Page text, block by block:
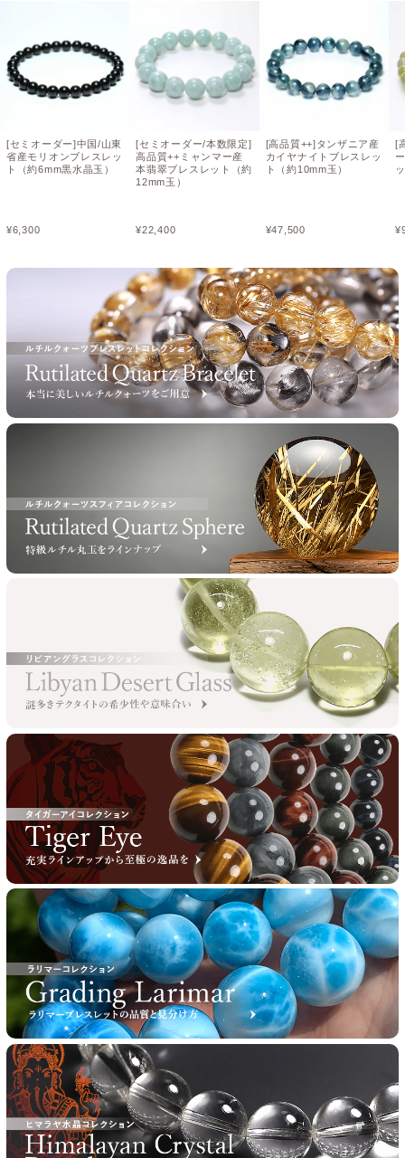
[セミオーダー]中国/山東
省産モリオンブレスレッ
ト（約6mm黒水晶玉）
¥6,300
[セミオーダー/本数限定]
高品質++ミャンマー産
本翡翠ブレスレット（約
12mm玉）
¥22,400
[高品質++]タンザニア産
カイヤナイトブレスレッ
ト（約10mm玉）
¥47,500
[
¥